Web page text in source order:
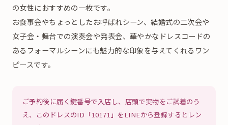
の女性におすすめの一枚です。
お食事会やちょっとしたお呼ばれシーン、結婚式の二次会や
女子会・舞台での演奏会や発表会、華やかなドレスコードの
あるフォーマルシーンにも魅力的な印象を与えてくれるワン
ピースです。
ご予約後に届く鍵番号で入店し、店頭で実物をご試着のう
え、このドレスのID「10171」をLINEから登録するとレン